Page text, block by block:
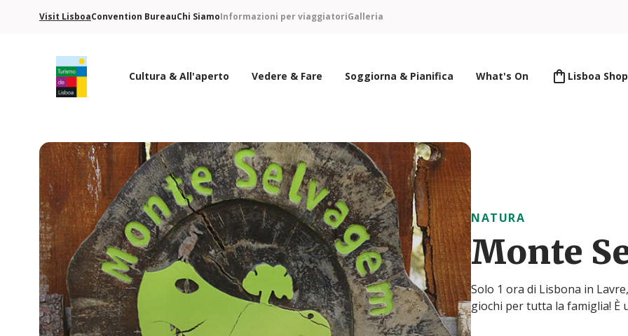
Visit LisboaConvention BureauChi SiamoInformazioni per viaggiatoriGalleria
Cultura & All'aperto Vedere & Fare Soggiorna & Pianifica What's On Lisboa Shop
NATURA
Monte
Solo 1 ora di Lisbona in
giochi per tutta la famiglia! È